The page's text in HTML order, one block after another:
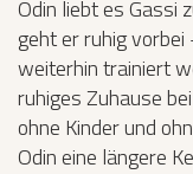
Odin liebt es Gassi
geht er ruhig
weiterhin trainiert
ruhiges Zuhause
ohne Kinder und
Odin eine längere